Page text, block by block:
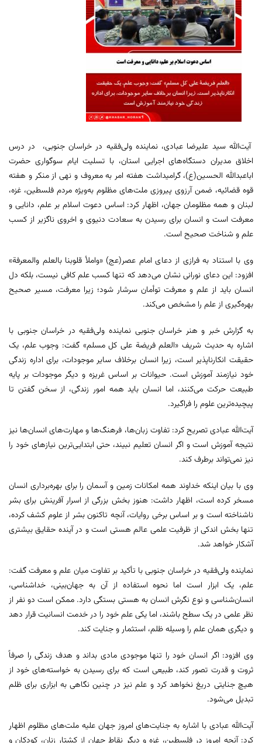
آیت‌الله سید علیرضا عبادی، نماینده ولی‌فقیه در خراسان جنوبی، در درس
اخلاق مدیران دستگاه‌های اجرایی استان، با تسلیت ایام سوگواری حضرت
اباعبدالله الحسین(ع)، گرامیداشت هفته امر به معروف و نهی از منکر و هفته
قوه قضائیه، ضمن آرزوی پیروزی ملت‌های مظلوم به‌ویژه مردم فلسطین، غزه،
لبنان و همه مظلومان جهان، اظهار کرد: اساس دعوت اسلام بر علم، دانایی و
معرفت است و انسان برای رسیدن به سعادت دنیوی و اخروی ناگزیر از کسب
علم و شناخت صحیح است.
وی با استناد به فرازی از دعای امام عصر(عج) «واملأ قلوبنا بالعلم والمعرفة»
افزود: این دعای نورانی نشان می‌دهد که تنها کسب علم کافی نیست، بلکه دل
انسان باید از علم و معرفت توأمان سرشار شود؛ زیرا معرفت، مسیر صحیح
بهره‌گیری از علم را مشخص می‌کند.
به گزارش خبر و هنر خراسان جنوبی نماینده ولی‌فقیه در خراسان جنوبی با
اشاره به حدیث شریف «العلم فریضة علی کل مسلم» گفت: وجوب علم، یک
حقیقت انکارناپذیر است، زیرا انسان برخلاف سایر موجودات، برای اداره زندگی
خود نیازمند آموزش است. حیوانات بر اساس غریزه و دیگر موجودات بر پایه
طبیعت حرکت می‌کنند، اما انسان باید همه امور زندگی، از سخن گفتن تا
پیچیده‌ترین علوم را فراگیرد.
آیت‌الله عبادی تصریح کرد: تفاوت زبان‌ها، فرهنگ‌ها و مهارت‌های انسان‌ها نیز
نتیجه آموزش است و اگر انسان تعلیم نبیند، حتی ابتدایی‌ترین نیازهای خود را
نیز نمی‌تواند برطرف کند.
وی با بیان اینکه خداوند همه امکانات زمین و آسمان را برای بهره‌برداری انسان
مسخر کرده است، اظهار داشت: هنوز بخش بزرگی از اسرار آفرینش برای بشر
ناشناخته است و بر اساس برخی روایات، آنچه تاکنون بشر از علوم کشف کرده،
تنها بخش اندکی از ظرفیت علمی عالم هستی است و در آینده حقایق بیشتری
آشکار خواهد شد.
نماینده ولی‌فقیه در خراسان جنوبی با تأکید بر تفاوت میان علم و معرفت گفت:
علم، یک ابزار است اما نحوه استفاده از آن به جهان‌بینی، خداشناسی،
انسان‌شناسی و نوع نگرش انسان به هستی بستگی دارد. ممکن است دو نفر از
نظر علمی در یک سطح باشند، اما یکی علم خود را در خدمت انسانیت قرار دهد
و دیگری همان علم را وسیله ظلم، استثمار و جنایت کند.
وی افزود: اگر انسان خود را تنها موجودی مادی بداند و هدف زندگی را صرفاً
ثروت و قدرت تصور کند، طبیعی است که برای رسیدن به خواسته‌های خود از
هیچ جنایتی دریغ نخواهد کرد و علم نیز در چنین نگاهی به ابزاری برای ظلم
تبدیل می‌شود.
آیت‌الله عبادی با اشاره به جنایت‌های امروز جهان علیه ملت‌های مظلوم اظهار